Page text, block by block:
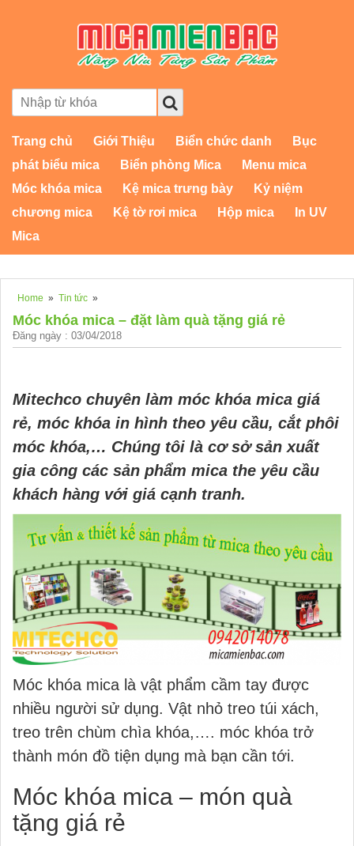
Trang chủ Giới Thiệu Biển chức danh
Bục
phát biểu mica
Biển phòng Mica
Menu mica
Móc khóa mica
Kệ mica trưng bày
Kỷ niệm
chương mica
Kệ tờ rơi mica Hộp mica
In UV
Mica
Home » Tin tức »
Móc khóa mica – đặt làm quà tặng giá rẻ
Đăng ngày : 03/04/2018
Mitechco chuyên làm móc khóa mica giá
rẻ, móc khóa in hình theo yêu cầu, cắt phôi
móc khóa,… Chúng tôi là cơ sở sản xuất
gia công các sản phẩm mica the yêu cầu
khách hàng với giá cạnh tranh.
Móc khóa mica là vật phẩm cầm tay được
nhiều người sử dụng. Vật nhỏ treo túi xách,
treo trên chùm chìa khóa,…. móc khóa trở
thành món đồ tiện dụng mà bạn cần tới.
Móc khóa mica – món quà
tặng giá rẻ